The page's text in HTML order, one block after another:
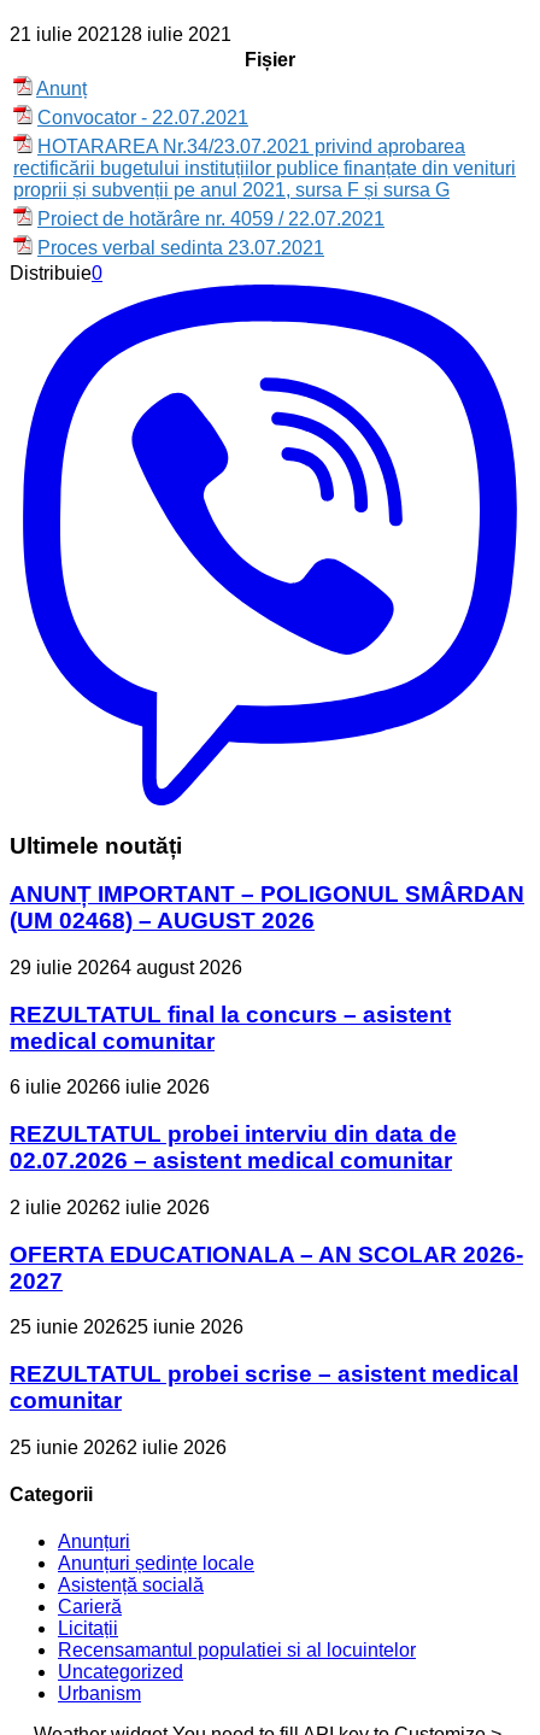
21 iulie 202128 iulie 2021
Fișier
Anunț
Convocator - 22.07.2021
HOTARAREA Nr.34/23.07.2021 privind aprobarea
rectificării bugetului instituțiilor publice finanțate din venituri
proprii și subvenții pe anul 2021, sursa F și sursa G
Proiect de hotărâre nr. 4059 / 22.07.2021
Proces verbal sedinta 23.07.2021
Distribuie0
Ultimele noutăți
ANUNȚ IMPORTANT – POLIGONUL SMÂRDAN
(UM 02468) – AUGUST 2026
29 iulie 20264 august 2026
REZULTATUL final la concurs – asistent
medical comunitar
6 iulie 20266 iulie 2026
REZULTATUL probei interviu din data de
02.07.2026 – asistent medical comunitar
2 iulie 20262 iulie 2026
OFERTA EDUCATIONALA – AN SCOLAR 2026-
2027
25 iunie 202625 iunie 2026
REZULTATUL probei scrise – asistent medical
comunitar
25 iunie 20262 iulie 2026
Categorii
Anunțuri
Anunțuri ședințe locale
Asistență socială
Carieră
Licitații
Recensamantul populatiei si al locuintelor
Uncategorized
Urbanism